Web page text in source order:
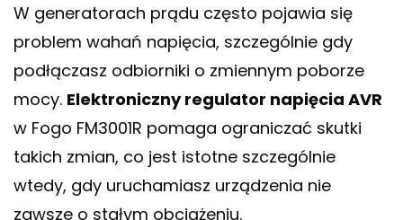
W generatorach prądu często pojawia się
problem wahań napięcia, szczególnie gdy
podłączasz odbiorniki o zmiennym poborze
mocy. Elektroniczny regulator napięcia AVR
w Fogo FM3001R pomaga ograniczać skutki
takich zmian, co jest istotne szczególnie
wtedy, gdy uruchamiasz urządzenia nie
zawsze o stałym obciążeniu.